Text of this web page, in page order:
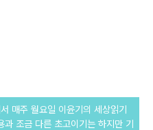
매주 월요일 이윤기의 세상읽기
과 조금 다른 초고이기는 하지만 기